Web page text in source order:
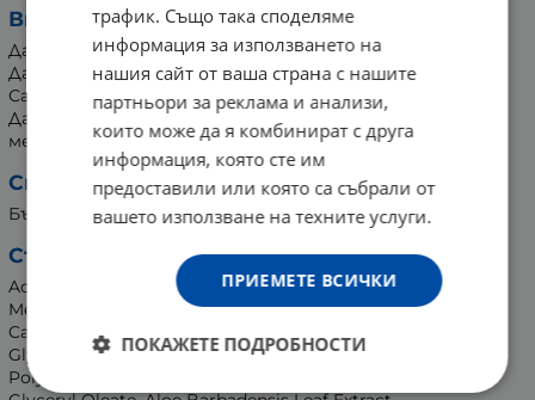
Внимание:
Да се пази от деца.
Да се избягва контакт с очите.
Само за външна употреба.
Да се съхранява в закрити, хладни, сухи и проветриви
места при температура от 5°С до 25°С.
Страна на произход:
България
Състав:
Aqua, Caprylyl/Capryl Glucoside, Benzoic Acid,
Methylpropanediol, Caprylyl Glycol, Phenylpropanol,
Calendula Officinalis Flower Extract, PEG-6 Caprylic/Capric
Glycerides, D-Panthenol, Glycerine, PEG-7 Cocoglycerides,
Polyoxyethylene Sorbitan Monolaurate, Coco-Glucoside,
трафик. Също така споделяме
информация за използването на
нашия сайт от ваша страна с нашите
партньори за реклама и анализи,
които може да я комбинират с друга
информация, която сте им
предоставили или която са събрали от
вашето използване на техните услуги.
ПРИЕМЕТЕ ВСИЧКИ
ПОКАЖЕТЕ ПОДРОБНОСТИ